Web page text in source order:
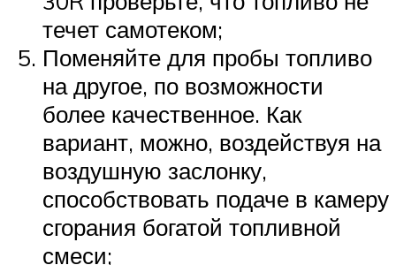
течет самотеком;
Поменяйте для пробы топливо
на другое, по возможности
более качественное. Как
вариант, можно, воздействуя на
воздушную заслонку,
способствовать подаче в камеру
сгорания богатой топливной
смеси;